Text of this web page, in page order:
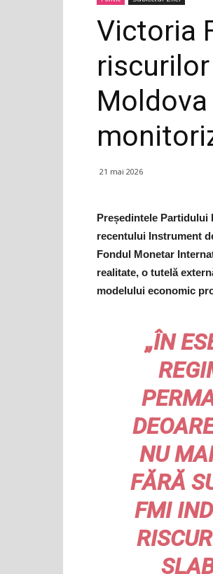
Victoria
21 mai 2026
Președintele Partidului
recentului Instrument
Fondul Monetar
realitate, o tutelă
modelului economic
„ÎN
NU
FĂRĂ
FMI